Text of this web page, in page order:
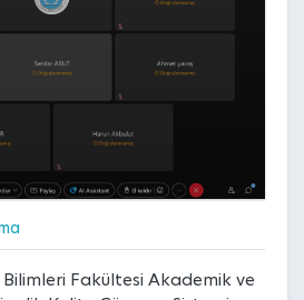
Bilimleri Fakültesi Akademik ve